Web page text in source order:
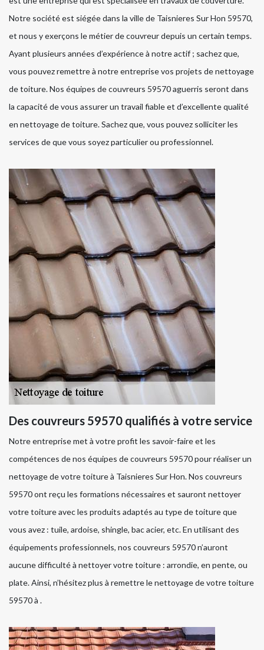
Notre société est siégée dans la ville de Taisnieres Sur Hon 59570,
et nous y exerçons le métier de couvreur depuis un certain temps.
Ayant plusieurs années d’expérience à notre actif ; sachez que,
vous pouvez remettre à notre entreprise vos projets de nettoyage
de toiture. Nos équipes de couvreurs 59570 aguerris seront dans
la capacité de vous assurer un travail fiable et d’excellente qualité
en nettoyage de toiture. Sachez que, vous pouvez solliciter les
services de que vous soyez particulier ou professionnel.
Des couvreurs 59570 qualifiés à votre service
Notre entreprise met à votre profit les savoir-faire et les
compétences de nos équipes de couvreurs 59570 pour réaliser un
nettoyage de votre toiture à Taisnieres Sur Hon. Nos couvreurs
59570 ont reçu les formations nécessaires et sauront nettoyer
votre toiture avec les produits adaptés au type de toiture que
vous avez : tuile, ardoise, shingle, bac acier, etc. En utilisant des
équipements professionnels, nos couvreurs 59570 n’auront
aucune difficulté à nettoyer votre toiture : arrondie, en pente, ou
plate. Ainsi, n’hésitez plus à remettre le nettoyage de votre toiture
59570 à .